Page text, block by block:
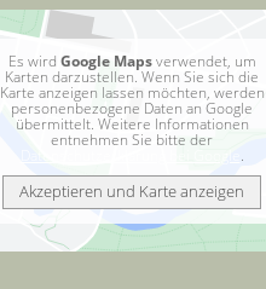
Es wird Google Mapsverwendet, um
Karten darzustellen. Wenn Sie sich die
Karte anzeigen lassen möchten, werden
personenbezogene Daten an Google
übermittelt. Weitere Informationen
entnehmen Sie bitte der
.
Akzeptieren und Karte anzeigen